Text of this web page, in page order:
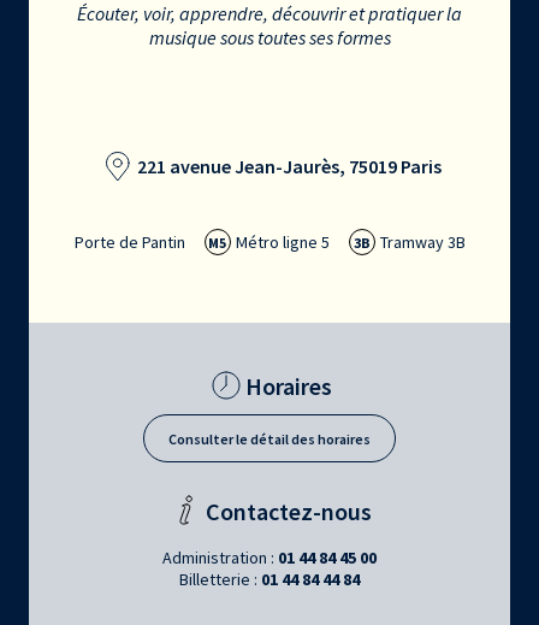
Écouter, voir, apprendre, découvrir et pratiquer la
musique sous toutes ses formes
221 avenue Jean-Jaurès, 75019 Paris
Porte de Pantin M5 Métro ligne 5 3B Tramway 3B
Horaires
Consulter le détail des horaires
Contactez-nous
Administration : 01 44 84 45 00
Billetterie : 01 44 84 44 84